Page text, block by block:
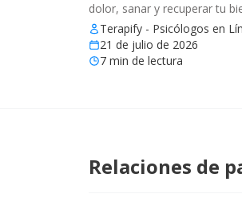
dolor, sanar y recuperar tu
Terapify - Psicólogos en
21 de julio de 2026
7 min de lectura
Relaciones de